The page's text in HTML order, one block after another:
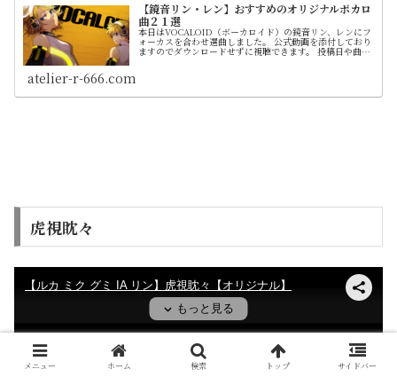
【鏡音リン・レン】おすすめのオリジナルボカロ
曲２１選
本日はVOCALOID（ボーカロイド）の鏡音リン、レンにフ
ォーカスを合わせ選曲しました。 公式動画を添付しており
ますのでダウンロードせずに視聴できます。 投稿日や曲情
atelier-r-666.com
虎視眈々
メニュー ホーム 検索 トップ サイドバー